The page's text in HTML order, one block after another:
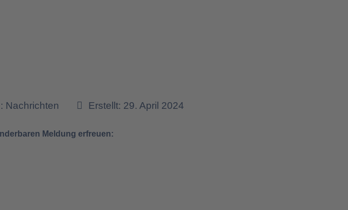
Nachrichten Erstellt: 29. April 2024
Meldung erfreuen: